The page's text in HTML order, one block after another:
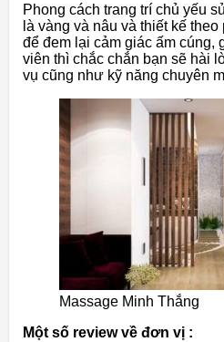
Phong cách trang trí chủ yếu
là vàng và nâu và thiết kế
để đem lại cảm giác ấm cúng,
viên thì chắc chắn bạn sẽ hài
vụ cũng như kỹ năng chuyên
Massage Minh Thắng
Một số review về đơn vị :